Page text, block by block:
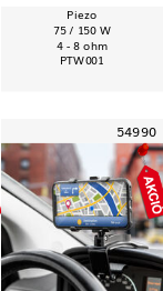
Piezo
75 / 150 W
4 - 8 ohm
PTW001
54990